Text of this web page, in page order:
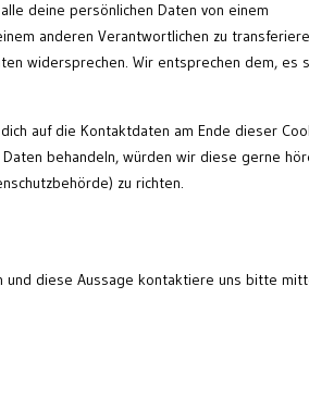
deine persönlichen Daten von einem
anderen Verantwortlichen zu
widersprechen. Wir entsprechen dem, es
auf die Kontaktdaten am Ende dieser
behandeln, würden wir diese gerne
zu richten.
und diese Aussage kontaktiere uns bitte